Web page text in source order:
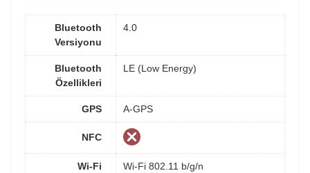
Bluetooth
Versiyonu
4.0
Bluetooth
Özellikleri
LE (Low Energy)
GPS A-GPS
NFC
Wi-Fi
Wi-Fi 802.11 b/g/n